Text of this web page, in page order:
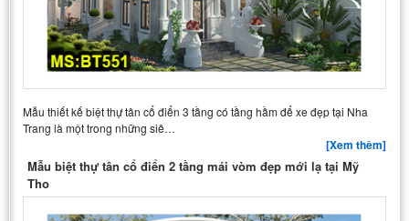
Mẫu thiết kế biệt thự tân cổ điển 3 tầng có tầng hầm để xe đẹp tại Nha
Trang là một trong những siê…
[Xem thêm]
Mẫu biệt thự tân cổ điển 2 tầng mái vòm đẹp mới lạ tại Mỹ
Tho